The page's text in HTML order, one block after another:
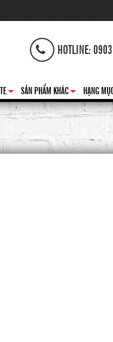
HOTLINE:
+ +
SẢN PHẨM KHÁC HẠNG